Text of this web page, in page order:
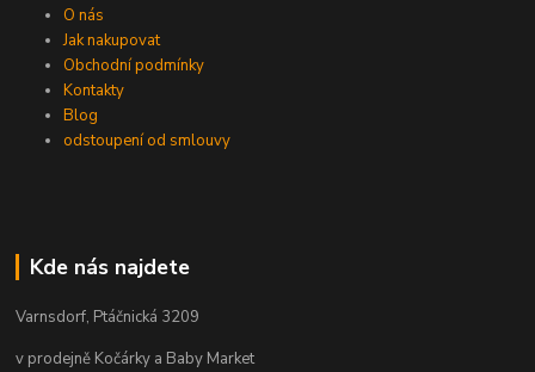
O nás
Jak nakupovat
Obchodní podmínky
Kontakty
Blog
odstoupení od smlouvy
Kde nás najdete
Varnsdorf, Ptáčnická 3209
v prodejně Kočárky a Baby Market